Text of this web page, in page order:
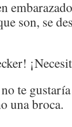
son, se
te
una broca.